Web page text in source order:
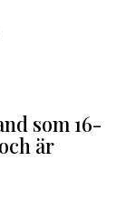
som 16-
är